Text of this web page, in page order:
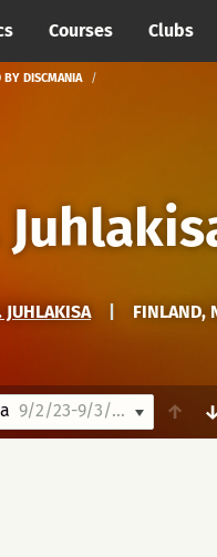
Courses Clubs
BY DISCMANIA
JUHLAKISA FINLAND,
9/2/23-9/3/23 ↑